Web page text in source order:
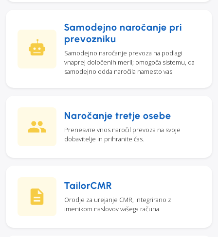
Samodejno naročanje pri
prevozniku
Samodejno naročanje prevoza na podlagi
vnaprej določenih meril; omogoča sistemu, da
samodejno odda naročila namesto vas.
Naročanje tretje osebe
Prenesите vnos naročil prevoza na svoje
dobavitelje in prihranite čas.
TailorCMR
Orodje za urejanje CMR, integrirano z
imenikom naslovov vašega računa.